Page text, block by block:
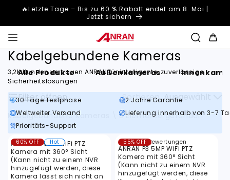
zum
🔥Letzte Tage – Bis zu 60 % Rabatt endet am 8. Mai |
Jetzt sichern
Kabelgebundene Kameras
3,2K Kunden vertrauen ANRAN für intelligente, zuverlässige
Sicherheitslösungen
30 Tage Testphase
2 Jahre Garantie
Weltweiter Versand
Lieferung innerhalb von 3-7
Prioritäts-Support
Alle Produkte Außenkameras
Filter öffnen Sortieren Ausgewählt
Kabelgebundene Kameras 3 Elemente gefunden
F
t
Filter
60% OFF Hot
ANRAN P3 5MP WiFi PTZ
Kamera mit 360° Sicht
(Kann nicht zu einem NVR
hinzugefügt werden, diese
Kamera lässt sich nicht an
55% OFF7 Bewertungen
Bewertungen
insgesamt
ANRAN P3 5MP WiFi PTZ
Kamera mit 360° Sicht
(Kann nicht zu einem NVR
hinzugefügt werden, diese